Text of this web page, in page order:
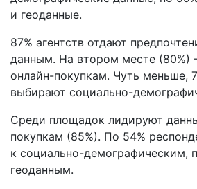
и геоданные.
87% агентств отдают
данным. На втором месте (80%)
онлайн-покупкам. Чуть меньше,
выбирают социально-
Среди площадок лидируют
покупкам (85%). По 54%
к социально-демографическим,
геоданным.